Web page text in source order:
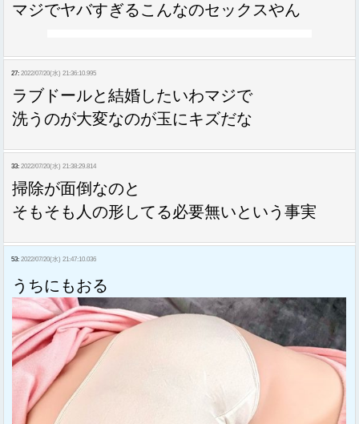
マジでヤバすぎるこんなのセックスやん
27: 2022/07/20(水) 21:36:10.995
ラブドールと結婚したいわマジで
洗うのが大変なのが玉にキズだな
33: 2022/07/20(水) 21:38:29.814
掃除が面倒なのと
そもそも人の形してる必要無いという事実
53: 2022/07/20(水) 21:47:10.036
うちにもおる